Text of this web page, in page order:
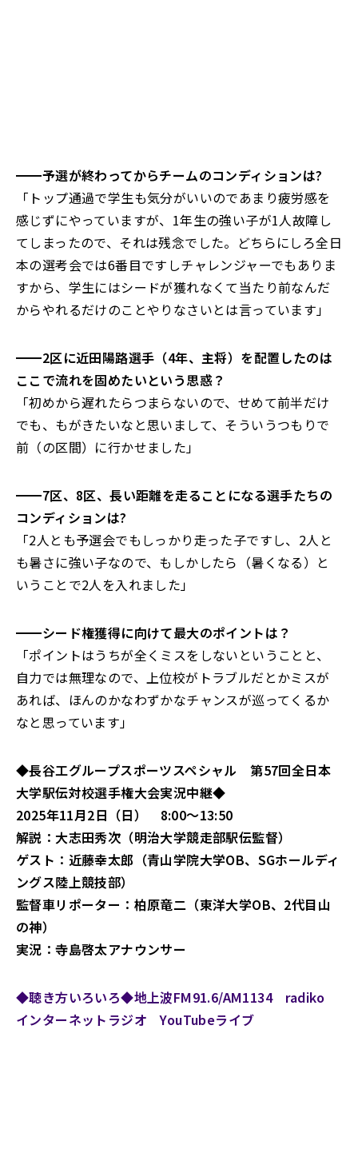
━━予選が終わってからチームのコンディションは?
「トップ通過で学生も気分がいいのであまり疲労感を
感じずにやっていますが、1年生の強い子が1人故障し
てしまったので、それは残念でした。どちらにしろ全日
本の選考会では6番目ですしチャレンジャーでもありま
すから、学生にはシードが獲れなくて当たり前なんだ
からやれるだけのことやりなさいとは言っています」
━━2区に近田陽路選手（4年、主将）を配置したのは
ここで流れを固めたいという思惑？
「初めから遅れたらつまらないので、せめて前半だけ
でも、もがきたいなと思いまして、そういうつもりで
前（の区間）に行かせました」
━━7区、8区、長い距離を走ることになる選手たちの
コンディションは?
「2人とも予選会でもしっかり走った子ですし、2人と
も暑さに強い子なので、もしかしたら（暑くなる）と
いうことで2人を入れました」
━━シード権獲得に向けて最大のポイントは？
「ポイントはうちが全くミスをしないということと、
自力では無理なので、上位校がトラブルだとかミスが
あれば、ほんのかなわずかなチャンスが巡ってくるか
なと思っています」
◆長谷工グループスポーツスペシャル 第57回全日本
大学駅伝対校選手権大会実況中継◆
2025年11月2日（日） 8:00～13:50
解説：大志田秀次（明治大学競走部駅伝監督）
ゲスト：近藤幸太郎（青山学院大学OB、SGホールディ
ングス陸上競技部）
監督車リポーター：柏原竜二（東洋大学OB、2代目山
の神）
実況：寺島啓太アナウンサー
◆聴き方いろいろ◆地上波FM91.6/AM1134 radiko
インターネットラジオ YouTubeライブ